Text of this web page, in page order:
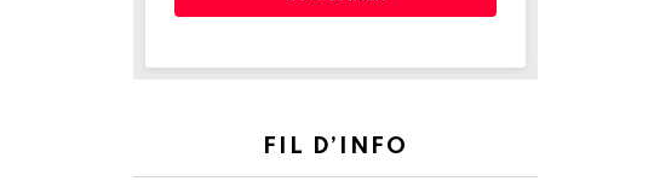
FIL D’INFO